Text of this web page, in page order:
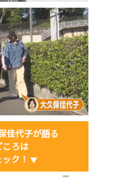
佳代子が語る
ろは
ク！